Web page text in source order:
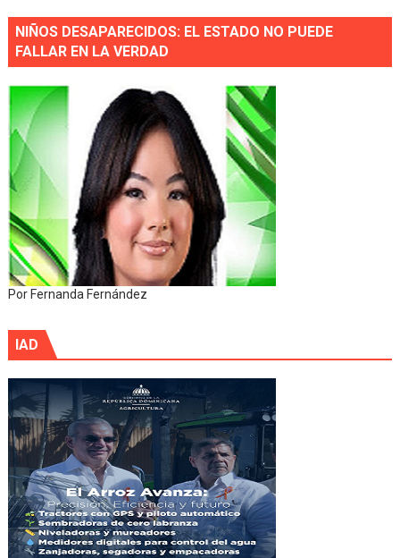
NIÑOS DESAPARECIDOS: EL ESTADO NO PUEDE
FALLAR EN LA VERDAD
Por Fernanda Fernández
IAD